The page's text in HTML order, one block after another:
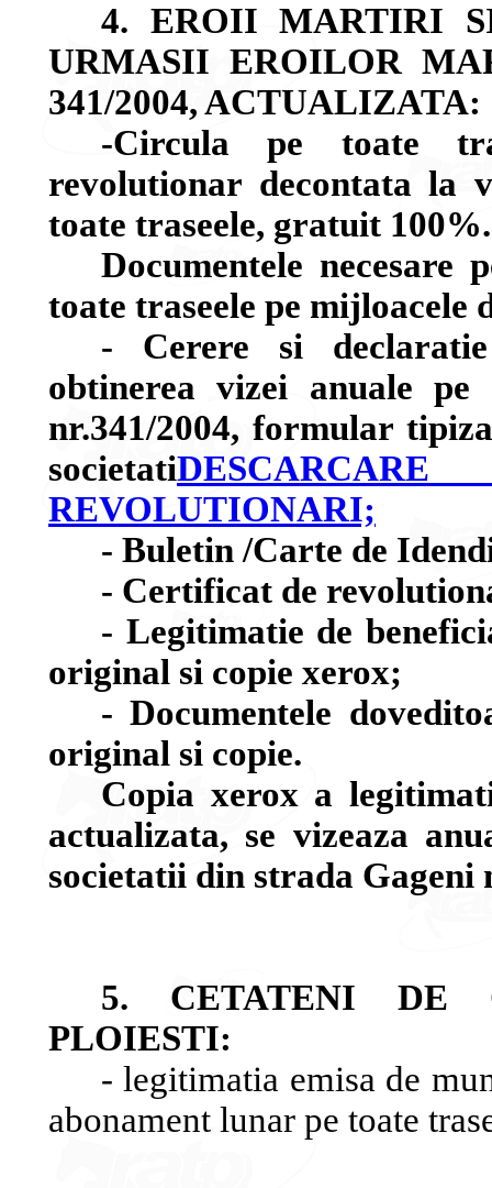
4. EROII MARTIRI
URMASII EROILOR
341/2004, ACTUALIZATA:
-Circula pe toate
revolutionar decontata la
toate traseele, gratuit 100%.
Documentele
toate traseele pe mijloacele
- Cerere si
obtinerea vizei anuale
nr.341/2004, formular
societati
REVOLUTIONARI;
- Buletin /Carte de
- Certificat de
- Legitimatie de
original si copie xerox;
- Documentele
original si copie.
Copia xerox a
actualizata, se vizeaza
societatii din strada Gageni
5. CETATENI DE
PLOIESTI:
- legitimatia emisa de
abonament lunar pe toate